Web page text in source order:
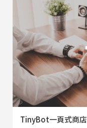
TinyBot一頁式商店